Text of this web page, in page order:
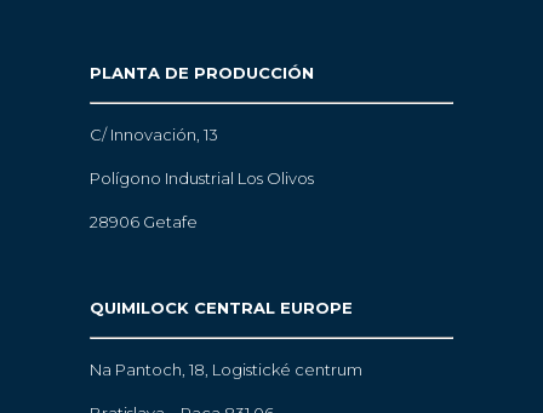
PLANTA DE PRODUCCIÓN
C/ Innovación, 13
Polígono Industrial Los Olivos
28906 Getafe
QUIMILOCK CENTRAL EUROPE
Na Pantoch, 18, Logistické centrum